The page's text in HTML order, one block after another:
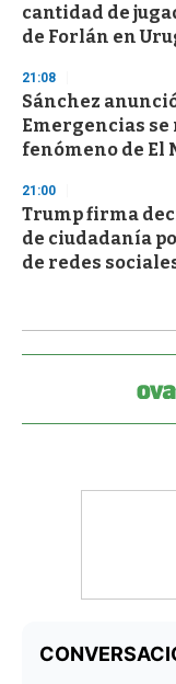
cantidad de
de Forlán en
21:08
Sánchez
Emergencias
fenómeno de El
21:00
Trump firma
de ciudadanía
de redes